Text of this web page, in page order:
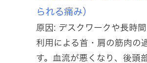
られる痛み）
原因: デスクワークや長時
利用による首・肩の筋肉の
す。血流が悪くなり、後頭